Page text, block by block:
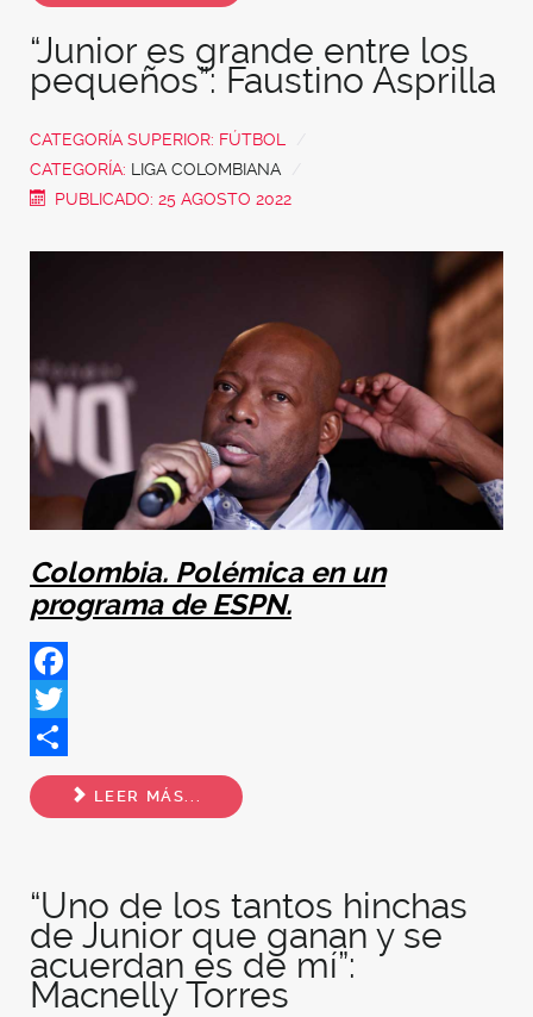
“Junior es grande entre los
pequeños”: Faustino Asprilla
CATEGORÍA SUPERIOR: FÚTBOL
CATEGORÍA: LIGA COLOMBIANA
PUBLICADO: 25 AGOSTO 2022
Colombia. Polémica en un
programa de ESPN.
Facebook
Twitter
Share
LEER MÁS...
“Uno de los tantos hinchas
de Junior que ganan y se
acuerdan es de mí”:
Macnelly Torres